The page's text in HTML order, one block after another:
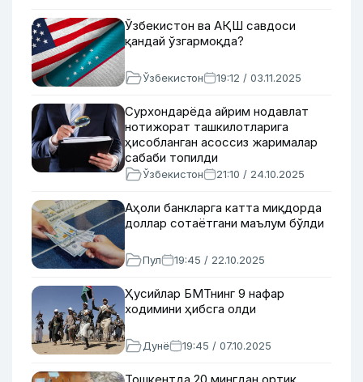
Ўзбекистон ва АҚШ савдоси
қандай ўзгармоқда?
Ўзбекистон 19:12 / 03.11.2025
Сурхондарёда айрим нодавлат
нотижорат ташкилотларига
ҳисобланган асоссиз жарималар
сабаби топилди
Ўзбекистон 21:10 / 24.10.2025
Аҳоли банкларга катта миқдорда
доллар сотаётгани маълум бўлди
Пул 19:45 / 22.10.2025
Ҳусийлар БМТнинг 9 нафар
ходимини ҳибсга олди
Дунё 19:45 / 07.10.2025